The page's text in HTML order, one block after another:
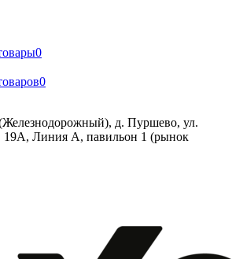
0
0
д. Пуршево, ул.
19А, Линия А, павильон 1 (рынок